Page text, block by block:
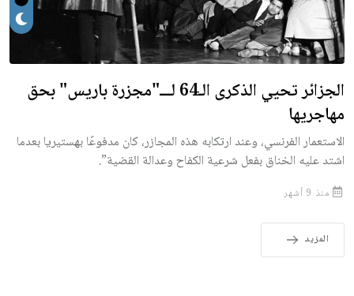
الجزائر تحيي الذكرى الـ64 لـــ"مجزرة باريس" بحق
مهاجريها
الاستعمار الفرنسي، وعند ارتكابه هذه المجازر، كان مدفوعًا بهستيريا بعدما
اشتد عليه الخناق بفعل شرعية الكفاح وعدالة القضية”.
منذ 9 أشهر
المزيد